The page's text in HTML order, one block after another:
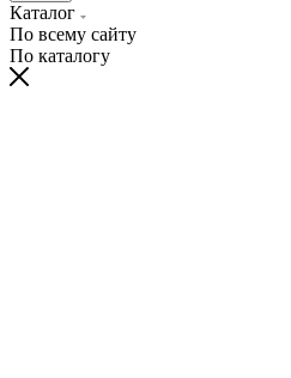
Каталог
По всему сайту
По каталогу